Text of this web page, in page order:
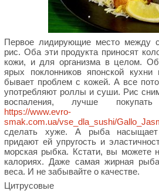
Первое лидирующие место между
рис. Оба эти продукта приносят
кожи, и для организма в целом.
ярых поклонников японской кухни
бывает проблем с кожей. А все
употребляют роллы и суши. Рис
воспаления, лучше
https://www.evro-
smak.com.ua/vse_dla_sushi/
сделать хуже. А рыба насыщает
придают ей упругость и
морская рыбка. Кстати, вы можете
калориях. Даже самая жирная
веса. И не забывайте о качестве.
Цитрусовые